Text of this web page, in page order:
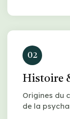
02
Histoire
Origines du
de la